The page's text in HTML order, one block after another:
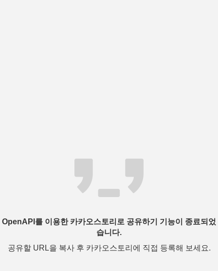
OpenAPI를 이용한 카카오스토리로 공유하기 기능이 종료되었
습니다.
공유할 URL을 복사 후 카카오스토리에 직접 등록해 보세요.